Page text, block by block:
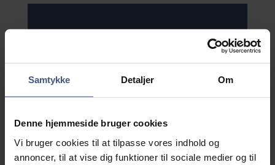
Samtykke Detaljer Om
Denne hjemmeside bruger cookies
Vi bruger cookies til at tilpasse vores indhold og
annoncer, til at vise dig funktioner til sociale medier og til
Arkiv.dk
Materiale registreret i Arkibas, kan
præsenteres for offentligheden på
Arkibas benyttes af 584 arkiver, som i
større eller mindre omfang præsenterer
deres materiale på Arkiv.dk. Nogle få